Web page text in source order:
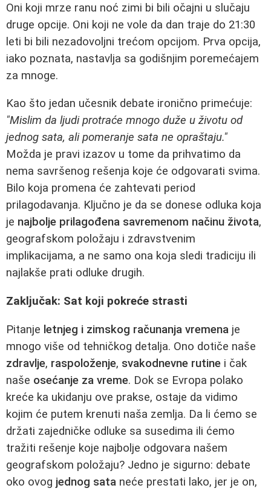
Oni koji mrze ranu noć zimi bi bili očajni u slučaju
druge opcije. Oni koji ne vole da dan traje do 21:30
leti bi bili nezadovoljni trećom opcijom. Prva opcija,
iako poznata, nastavlja sa godišnjim poremećajem
za mnoge.
Kao što jedan učesnik debate ironično primećuje:
"Mislim da ljudi protraće mnogo duže u životu od
jednog sata, ali pomeranje sata ne opraštaju."
Možda je pravi izazov u tome da prihvatimo da
nema savršenog rešenja koje će odgovarati svima.
Bilo koja promena će zahtevati period
prilagodavanja. Ključno je da se donese odluka koja
je najbolje prilagođena savremenom načinu života,
geografskom položaju i zdravstvenim
implikacijama, a ne samo ona koja sledi tradiciju ili
najlakše prati odluke drugih.
Zaključak: Sat koji pokreće strasti
Pitanje letnjeg i zimskog računanja vremena je
mnogo više od tehničkog detalja. Ono dotiče naše
zdravlje, raspoloženje, svakodnevne rutine i čak
naše osećanje za vreme. Dok se Evropa polako
kreće ka ukidanju ove prakse, ostaje da vidimo
kojim će putem krenuti naša zemlja. Da li ćemo se
držati zajedničke odluke sa susedima ili ćemo
tražiti rešenje koje najbolje odgovara našem
geografskom položaju? Jedno je sigurno: debate
oko ovog jednog sata neće prestati lako, jer je on,